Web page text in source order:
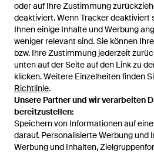
oder auf Ihre Zustimmung
deaktiviert. Wenn Tracker deaktiviert
Ihnen einige Inhalte und Werbung
weniger relevant sind. Sie können
bzw. Ihre Zustimmung jederzeit
unten auf der Seite auf den Link zu
klicken. Weitere Einzelheiten finden
Richtlinie.
Unsere Partner und wir verarbeiten
bereitzustellen:
Speichern von Informationen auf
darauf. Personalisierte Werbung und
Werbung und Inhalten,
2
Zuvor verkauft bei: